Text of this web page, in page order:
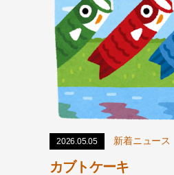
2026.05.05 新着ニュース
カブトケーキ